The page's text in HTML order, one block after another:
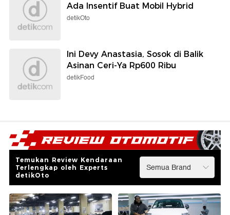
Ada Insentif Buat Mobil Hybrid
detikOto
Ini Devy Anastasia, Sosok di Balik
Asinan Ceri-Ya Rp600 Ribu
detikFood
Temukan Review Kendaraan
Terlengkap oleh Experts
detikOto